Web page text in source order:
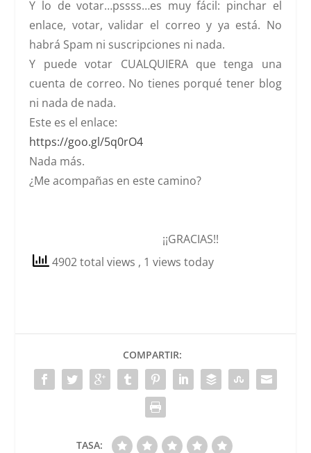
Y lo de votar…pssss…es muy fácil: pinchar el
enlace, votar, validar el correo y ya está. No
habrá Spam ni suscripciones ni nada.
Y puede votar CUALQUIERA que tenga una
cuenta de correo. No tienes porqué tener blog
ni nada de nada.
Este es el enlace:
https://goo.gl/5q0rO4
Nada más.
¿Me acompañas en este camino?
¡¡GRACIAS!!
4902 total views , 1 views today
COMPARTIR:
TASA: